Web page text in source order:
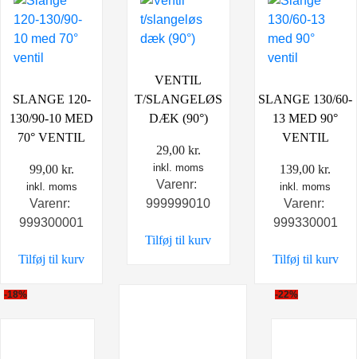
SLANGE 120-
130/90-10 MED
70° VENTIL
99,00 kr.
inkl. moms
Varenr:
999300001
Tilføj til kurv
VENTIL
T/SLANGELØS
DÆK (90°)
29,00 kr.
inkl. moms
Varenr:
999999010
Tilføj til kurv
SLANGE 130/60-
13 MED 90°
VENTIL
139,00kr.
inkl. moms
Varenr:
999330001
Tilføj til kurv
-18% -22%